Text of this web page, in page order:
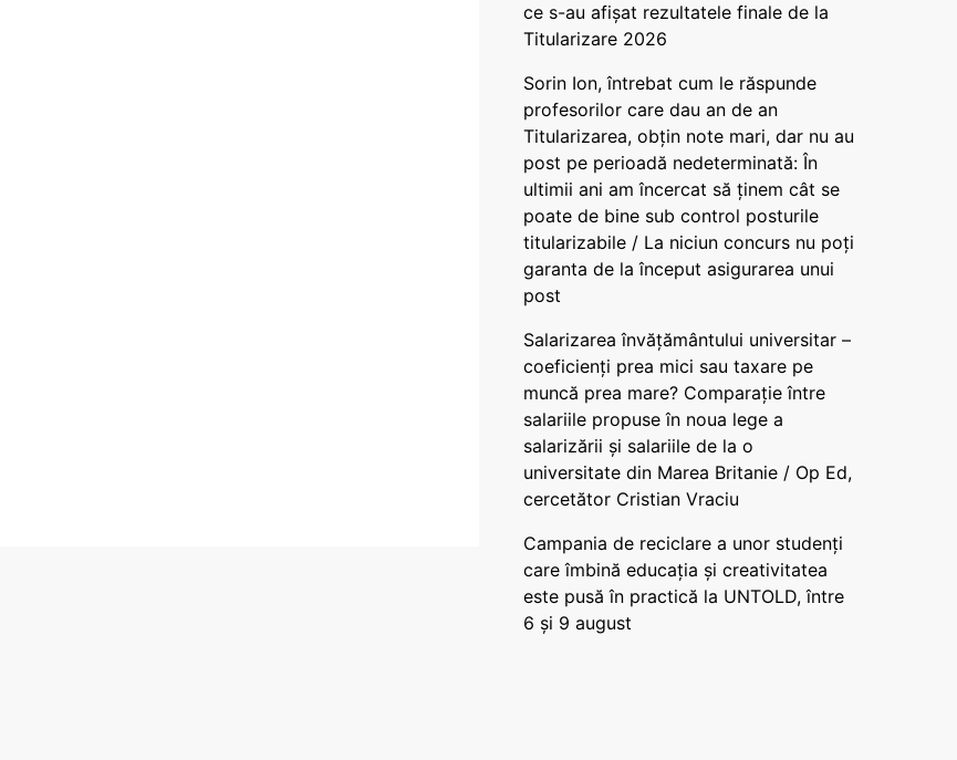
ce s-au afișat rezultatele finale de la
Titularizare 2026
Sorin Ion, întrebat cum le răspunde
profesorilor care dau an de an
Titularizarea, obțin note mari, dar nu au
post pe perioadă nedeterminată: În
ultimii ani am încercat să ținem cât se
poate de bine sub control posturile
titularizabile / La niciun concurs nu poți
garanta de la început asigurarea unui
post
Salarizarea învățământului universitar –
coeficienți prea mici sau taxare pe
muncă prea mare? Comparație între
salariile propuse în noua lege a
salarizării și salariile de la o
universitate din Marea Britanie / Op Ed,
cercetător Cristian Vraciu
Campania de reciclare a unor studenți
care îmbină educația și creativitatea
este pusă în practică la UNTOLD, între
6 și 9 august